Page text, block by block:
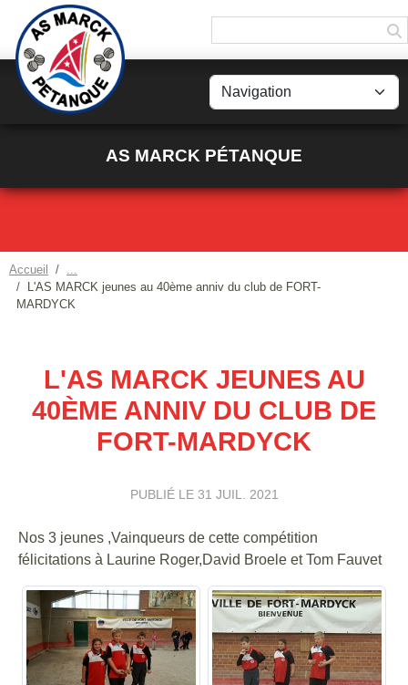
AS MARCK PÉTANQUE
Accueil
L'AS MARCK jeunes au 40ème anniv du club de FORT-
MARDYCK
L'AS MARCK JEUNES AU
40ÈME ANNIV DU CLUB DE
FORT-MARDYCK
PUBLIÉ LE 31 JUIL. 2021
Nos 3 jeunes ,Vainqueurs de cette compétition
félicitations à Laurine Roger,David Broele et Tom Fauvet
Panneau de gestion des cookies